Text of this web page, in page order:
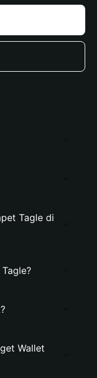
Tagle di
Wallet